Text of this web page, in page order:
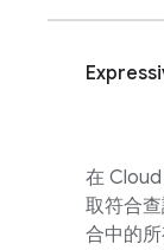
在
取符合
合中的